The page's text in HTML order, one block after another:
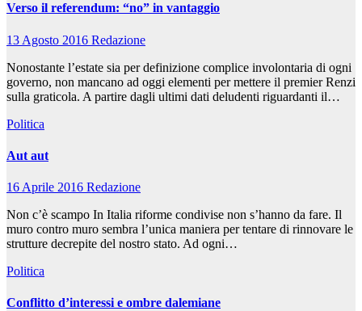
Verso il referendum: “no” in vantaggio
13 Agosto 2016 Redazione
Nonostante l’estate sia per definizione complice involontaria di ogni
governo, non mancano ad oggi elementi per mettere il premier Renzi
sulla graticola. A partire dagli ultimi dati deludenti riguardanti il…
Politica
Aut aut
16 Aprile 2016 Redazione
Non c’è scampo In Italia riforme condivise non s’hanno da fare. Il
muro contro muro sembra l’unica maniera per tentare di rinnovare le
strutture decrepite del nostro stato. Ad ogni…
Politica
Conflitto d’interessi e ombre dalemiane